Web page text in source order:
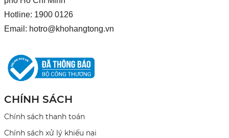
Hotline: 1900 0126
Email: hotro@khohangtong.vn
CHÍNH SÁCH
Chính sách thanh toán
Chính sách xử lý khiếu nại